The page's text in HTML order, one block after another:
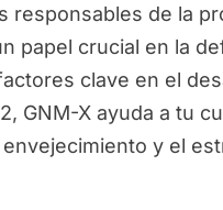
responsables de la
papel crucial en la
clave en el
GNM-X ayuda a tu
y el